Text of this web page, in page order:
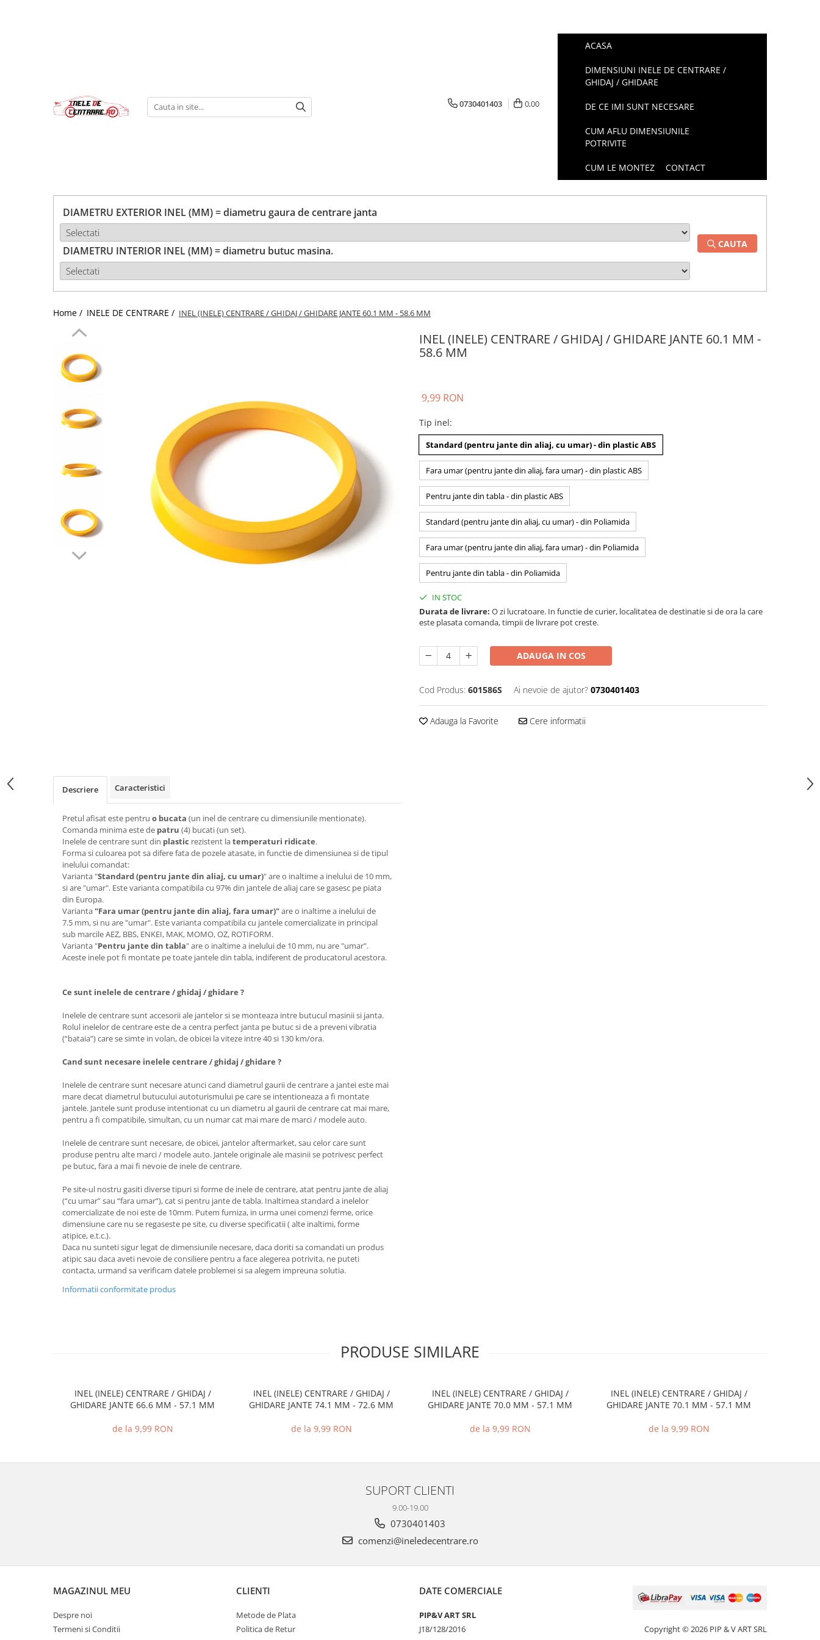
0730401403 0,00
ACASA
DIMENSIUNI INELE DE CENTRARE /
GHIDAJ / GHIDARE
DE CE IMI SUNT NECESARE
CUM AFLU DIMENSIUNILE
POTRIVITE
CUM LE MONTEZ CONTACT
DIAMETRU EXTERIOR INEL (MM) = diametru gaura de centrare janta
DIAMETRU INTERIOR INEL (MM) = diametru butuc masina.
CAUTA
Home / INELE DE CENTRARE / INEL (INELE) CENTRARE / GHIDAJ / GHIDARE JANTE 60.1 MM - 58.6 MM
INEL (INELE) CENTRARE / GHIDAJ / GHIDARE JANTE 60.1 MM -
58.6 MM
9,99 RON
Tip inel:
Standard (pentru jante din aliaj, cu umar) - din plastic ABS
Fara umar (pentru jante din aliaj, fara umar) - din plastic ABS
Pentru jante din tabla - din plastic ABS
Standard (pentru jante din aliaj, cu umar) - din Poliamida
Fara umar (pentru jante din aliaj, fara umar) - din Poliamida
Pentru jante din tabla - din Poliamida
IN STOC
Durata de livrare: O zi lucratoare. In functie de curier, localitatea de destinatie si de ora la care
este plasata comanda, timpii de livrare pot creste.
ADAUGA IN COS
Cod Produs: 601586S Ai nevoie de ajutor? 0730401403
Adauga la Favorite Cere informatii
Descriere Caracteristici
Pretul afisat este pentru o bucata (un inel de centrare cu dimensiunile mentionate).
Comanda minima este de patru (4) bucati (un set).
Inelele de centrare sunt din plastic rezistent latemperaturi ridicate.
Forma si culoarea pot sa difere fata de pozele atasate, in functie de dimensiunea si de tipul
inelului comandat:
Varianta "Standard (pentru jante din aliaj, cu umar)" are o inaltime a inelului de 10 mm,
si are "umar". Este varianta compatibila cu 97% din jantele de aliaj care se gasesc pe piata
din Europa.
Varianta "Fara umar (pentru jante din aliaj, fara umar)"are o inaltime a inelului de
7.5 mm, si nu are "umar". Este varianta compatibila cu jantele comercializate in principal
sub marcile AEZ, BBS, ENKEI, MAK, MOMO, OZ, ROTIFORM.
Varianta "Pentru jante din tabla" are o inaltime a inelului de 10 mm, nu are "umar".
Aceste inele pot fi montate pe toate jantele din tabla, indiferent de producatorul acestora.
Ce sunt inelele de centrare / ghidaj / ghidare ?
Inelele de centrare sunt accesorii ale jantelor si se monteaza intre butucul masinii si janta.
Rolul inelelor de centrare este de a centra perfect janta pe butuc si de a preveni vibratia
(“bataia”) care se simte in volan, de obicei la viteze intre 40 si 130 km/ora.
Cand sunt necesare inelele centrare / ghidaj / ghidare ?
Inelele de centrare sunt necesare atunci cand diametrul gaurii de centrare a jantei este mai
mare decat diametrul butucului autoturismului pe care se intentioneaza a fi montate
jantele. Jantele sunt produse intentionat cu un diametru al gaurii de centrare cat mai mare,
pentru a fi compatibile, simultan, cu un numar cat mai mare de marci / modele auto.
Inelele de centrare sunt necesare, de obicei, jantelor aftermarket, sau celor care sunt
produse pentru alte marci / modele auto. Jantele originale ale masinii se potrivesc perfect
pe butuc, fara a mai fi nevoie de inele de centrare.
Pe site-ul nostru gasiti diverse tipuri si forme de inele de centrare, atat pentru jante de aliaj
(“cu umar” sau “fara umar”), cat si pentru jante de tabla. Inaltimea standard a inelelor
comercializate de noi este de 10mm. Putem furniza, in urma unei comenzi ferme, orice
dimensiune care nu se regaseste pe site, cu diverse specificatii ( alte inaltimi, forme
atipice, e.t.c.).
Daca nu sunteti sigur legat de dimensiunile necesare, daca doriti sa comandati un produs
atipic sau daca aveti nevoie de consiliere pentru a face alegerea potrivita, ne puteti
contacta, urmand sa verificam datele problemei si sa alegem impreuna solutia.
Informatii conformitate produs
PRODUSE SIMILARE
INEL (INELE) CENTRARE / GHIDAJ /
GHIDARE JANTE 66.6 MM - 57.1 MM
de la 9,99 RON
INEL (INELE) CENTRARE / GHIDAJ /
GHIDARE JANTE 74.1 MM - 72.6 MM
de la 9,99 RON
INEL (INELE) CENTRARE / GHIDAJ /
GHIDARE JANTE 70.0 MM - 57.1 MM
de la 9,99 RON
INEL (INELE) CENTRARE / GHIDAJ /
GHIDARE JANTE 70.1 MM - 57.1 MM
de la 9,99 RON
SUPORT CLIENTI
9.00-19.00
0730401403
comenzi@ineledecentrare.ro
MAGAZINUL MEU
Despre noi
Termeni si Conditii
CLIENTI
Metode de Plata
Politica de Retur
DATE COMERCIALE
PIP&V ART SRL
J18/128/2016
Copyright © 2026 PIP & V ART SRL